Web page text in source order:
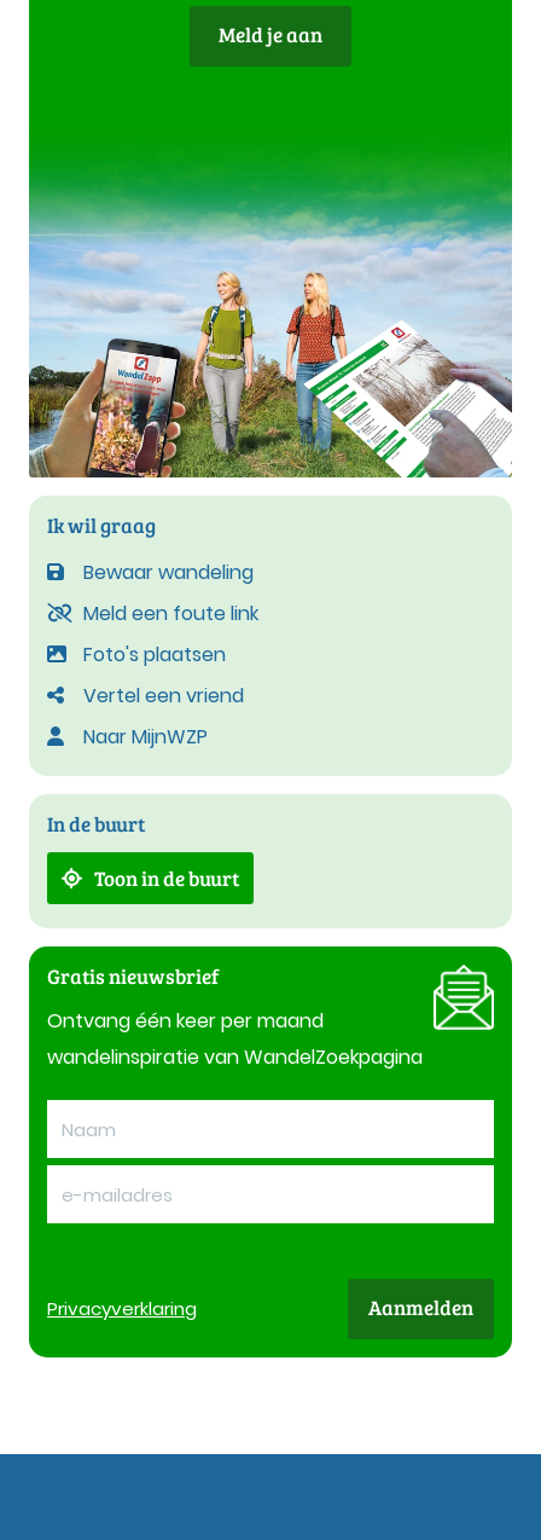
Meld je aan
Ik wil graag
Bewaar wandeling
Meld een foute link
Foto's plaatsen
Vertel een vriend
Naar MijnWZP
In de buurt
Toon in de buurt
Gratis nieuwsbrief
Ontvang één keer per maand
wandelinspiratie van WandelZoekpagina
Privacyverklaring Aanmelden